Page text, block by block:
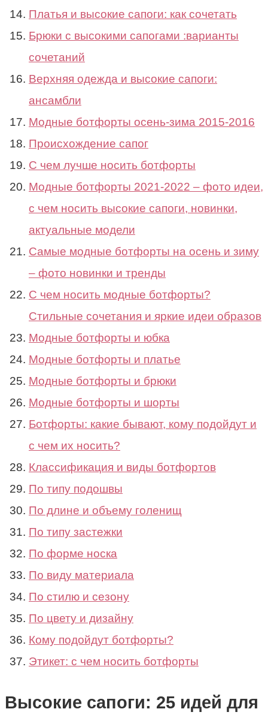
Платья и высокие сапоги: как сочетать
Брюки с высокими сапогами :варианты
сочетаний
Верхняя одежда и высокие сапоги:
ансамбли
Модные ботфорты осень-зима 2015-2016
Происхождение сапог
С чем лучше носить ботфорты
Модные ботфорты 2021-2022 – фото идеи,
с чем носить высокие сапоги, новинки,
актуальные модели
Самые модные ботфорты на осень и зиму
– фото новинки и тренды
С чем носить модные ботфорты?
Стильные сочетания и яркие идеи образов
Модные ботфорты и юбка
Модные ботфорты и платье
Модные ботфорты и брюки
Модные ботфорты и шорты
Ботфорты: какие бывают, кому подойдут и
с чем их носить?
Классификация и виды ботфортов
По типу подошвы
По длине и объему голенищ
По типу застежки
По форме носка
По виду материала
По стилю и сезону
По цвету и дизайну
Кому подойдут ботфорты?
Этикет: с чем носить ботфорты
Высокие сапоги: 25 идей для